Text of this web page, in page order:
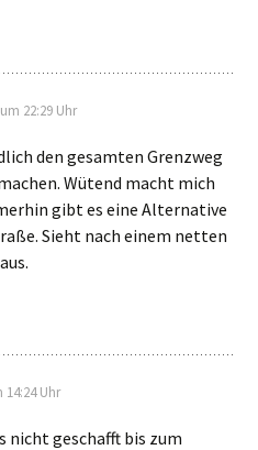
22:29 Uhr
den gesamten Grenzweg
Wütend macht mich
gibt es eine Alternative
Sieht nach einem netten
14:24 Uhr
nicht geschafft bis zum